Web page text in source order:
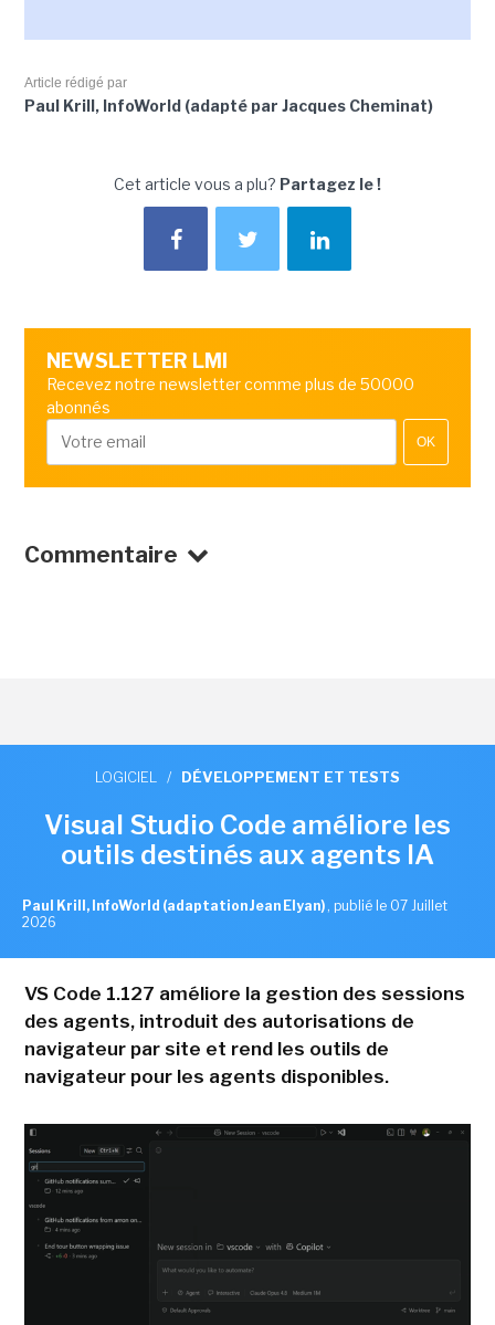
Article rédigé par
Paul Krill, InfoWorld (adapté par Jacques Cheminat)
Cet article vous a plu? Partagez le !
NEWSLETTER LMI
Recevez notre newsletter comme plus de 50000
abonnés
OK
Commentaire
LOGICIEL / DÉVELOPPEMENT ET TESTS
Visual Studio Code améliore les
outils destinés aux agents IA
Paul Krill, InfoWorld (adaptation Jean Elyan) , publié le 07 Juillet
2026
VS Code 1.127 améliore la gestion des sessions
des agents, introduit des autorisations de
navigateur par site et rend les outils de
navigateur pour les agents disponibles.